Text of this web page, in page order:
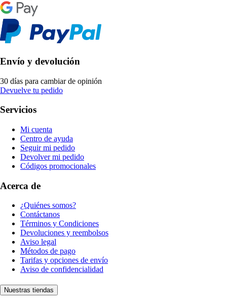
Envío y devolución
30 días para cambiar de opinión
Devuelve tu pedido
Servicios
Mi cuenta
Centro de ayuda
Seguir mi pedido
Devolver mi pedido
Códigos promocionales
Acerca de
¿Quiénes somos?
Contáctanos
Términos y Condiciones
Devoluciones y reembolsos
Aviso legal
Métodos de pago
Tarifas y opciones de envío
Aviso de confidencialidad
Nuestras tiendas